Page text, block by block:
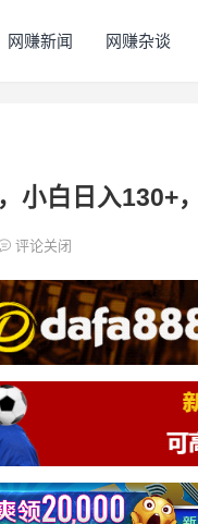
网赚新闻 网赚杂谈
小白日入130+
评论关闭